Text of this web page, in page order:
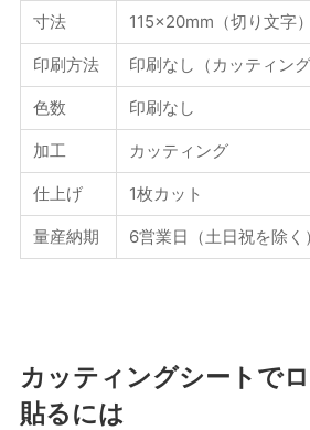
寸法 115×20mm（切り文字）
印刷方法 印刷なし（カッティング
色数 印刷なし
加工 カッティング
仕上げ 1枚カット
量産納期 6営業日（土日祝を除く
カッティングシートで
貼るには